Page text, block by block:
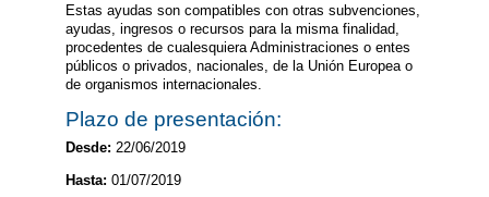
Estas ayudas son compatibles con otras subvenciones,
ayudas, ingresos o recursos para la misma finalidad,
procedentes de cualesquiera Administraciones o entes
públicos o privados, nacionales, de la Unión Europea o
de organismos internacionales.
Plazo de presentación:
Desde: 22/06/2019
Hasta: 01/07/2019